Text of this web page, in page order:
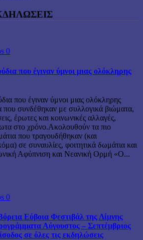
0
που έγιναν ύμνοι μιας ολόκληρης
που έγιναν ύμνοι μιας ολόκληρης
που συνδέθηκαν με συλλογικά βιώματα,
έρωτες και κοινωνικές αλλαγές,
στο χρόνο.Ακολουθούν τα πιο
που τραγουδήθηκαν (και
σε συναυλίες, φοιτητικά δωμάτια και
Αφύπνιση και Νεανική Ορμή «Ο...
0
Εύβοια Φεστιβάλ της Λίμνης
Αύγουστος – Σεπτέμβριος
σε όλες τις εκδηλώσεις